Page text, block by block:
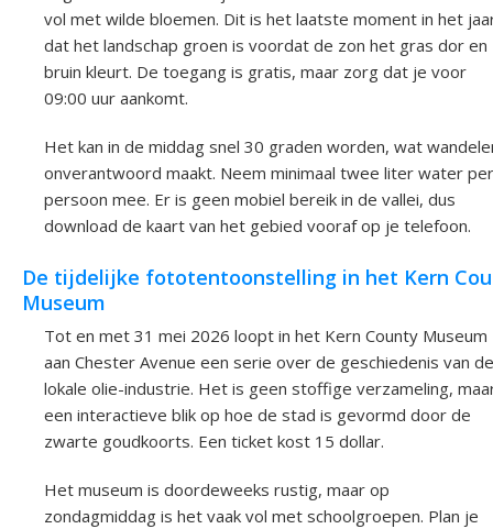
vol met wilde bloemen. Dit is het laatste moment in het
dat het landschap groen is voordat de zon het gras dor en
bruin kleurt. De toegang is gratis, maar zorg dat je voor
09:00 uur aankomt.
Het kan in de middag snel 30 graden worden, wat
onverantwoord maakt. Neem minimaal twee liter water per
persoon mee. Er is geen mobiel bereik in de vallei, dus
download de kaart van het gebied vooraf op je telefoon.
De tijdelijke fototentoonstelling in het Kern
Museum
Tot en met 31 mei 2026 loopt in het Kern County Museum
aan Chester Avenue een serie over de geschiedenis van de
lokale olie-industrie. Het is geen stoffige verzameling,
een interactieve blik op hoe de stad is gevormd door de
zwarte goudkoorts. Een ticket kost 15 dollar.
Het museum is doordeweeks rustig, maar op
zondagmiddag is het vaak vol met schoolgroepen. Plan je